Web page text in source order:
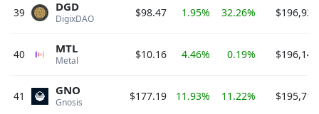
39 DigixDAO
DGD $98.47 1.95% 32.26%
40 Metal
MTL $10.16 4.46% 0.19%
41 Gnosis
GNO $177.19 11.93% 11.22%